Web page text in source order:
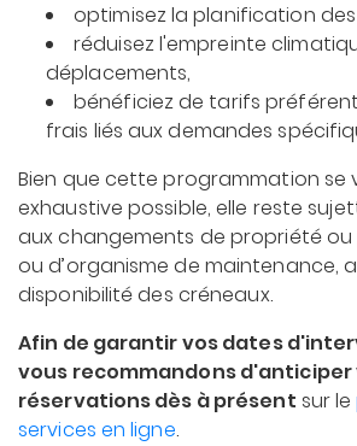
optimisez la planification des
réduisez l'empreinte
déplacements,
bénéficiez de tarifs
frais liés aux demandes
Bien que cette programmation se
exhaustive possible, elle reste
aux changements de propriété
ou d’organisme de maintenance,
disponibilité des créneaux.
Afin de garantir vos dates
vous recommandons d'anticiper
réservations dès à présent sur le
services en ligne.